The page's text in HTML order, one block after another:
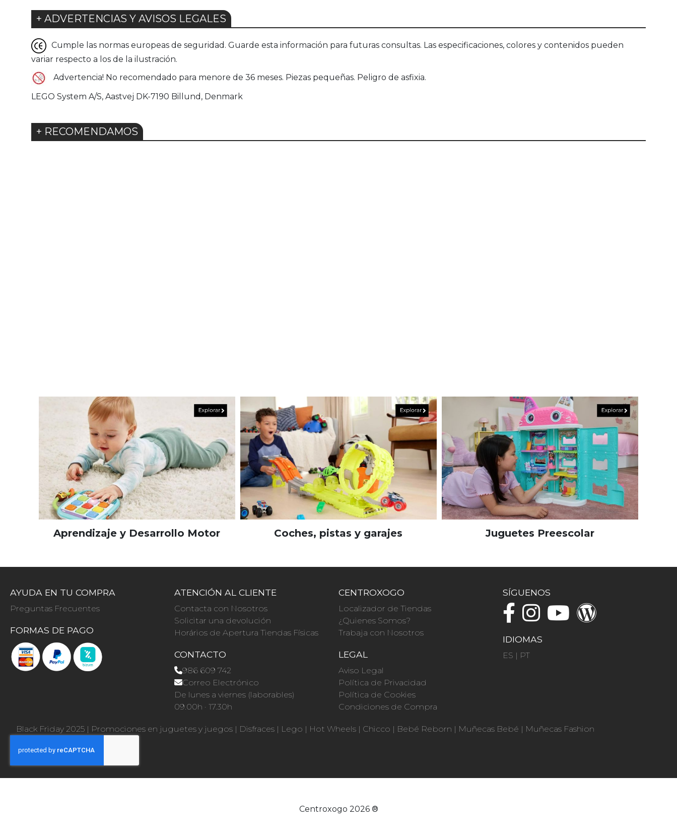
+ ADVERTENCIAS Y AVISOS LEGALES
Cumple las normas europeas de seguridad. Guarde esta información para futuras consultas. Las especificaciones, colores y contenidos pueden
variar respecto a los de la ilustración.
Advertencia! No recomendado para menore de 36 meses. Piezas pequeñas. Peligro de asfixia.
LEGO System A/S, Aastvej DK-7190 Billund, Denmark
+ RECOMENDAMOS
Aprendizaje y Desarrollo Motor Coches, pistas y garajes Juguetes Preescolar
AYUDA EN TU COMPRA
Preguntas Frecuentes
FORMAS DE PAGO
ATENCIÓN AL CLIENTE
Contacta con Nosotros
Solicitar una devolución
Horários de Apertura Tiendas Físicas
CONTACTO
986 609 742
Correo Electrónico
De lunes a viernes (laborables)
09.00h · 17.30h
CENTROXOGO
Localizador de Tiendas
¿Quienes Somos?
Trabaja con Nosotros
LEGAL
Aviso Legal
Política de Privacidad
Política de Cookies
Condiciones de Compra
SÍGUENOS
IDIOMAS
ES | PT
Black Friday 2025 | Promociones en juguetes y juegos | Disfraces | Lego | Hot Wheels | Chicco | Bebé Reborn | Muñecas Bebé | Muñecas Fashion
Centroxogo 2026 ®